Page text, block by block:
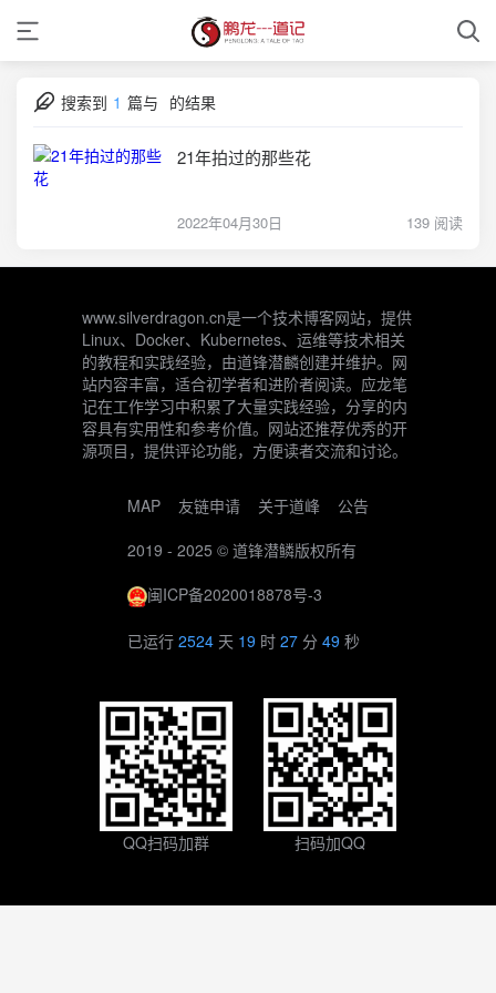
搜索到 1 篇与 的结果
21年拍过的那些花
2022年04月30日 139 阅读
www.silverdragon.cn是一个技术博客网站，提供
Linux、Docker、Kubernetes、运维等技术相关
的教程和实践经验，由道锋潜麟创建并维护。网
站内容丰富，适合初学者和进阶者阅读。应龙笔
记在工作学习中积累了大量实践经验，分享的内
容具有实用性和参考价值。网站还推荐优秀的开
源项目，提供评论功能，方便读者交流和讨论。
MAP 友链申请 关于道峰
公告
2019 - 2025 © 道锋潜鳞版权所有
闽ICP备2020018878号-3
已运行 2524 天 19 时 27 分 49 秒
QQ扫码加群 扫码加QQ